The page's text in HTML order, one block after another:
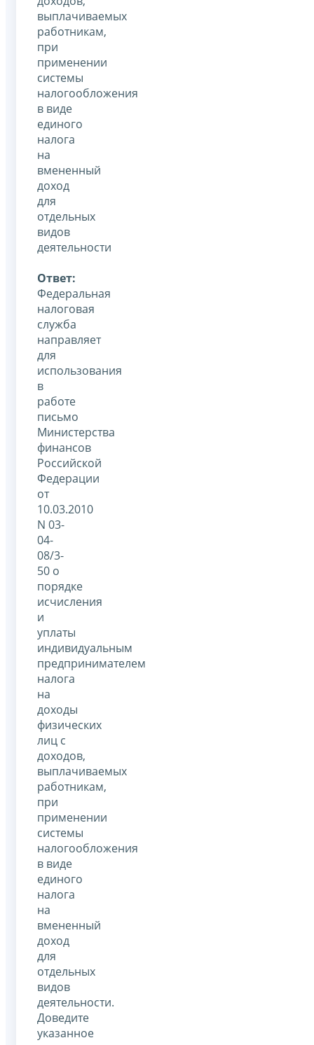
выплачиваемых
работникам,
при
применении
системы
налогообложения
в виде
единого
налога
на
вмененный
доход
для
отдельных
видов
деятельности
Ответ:
Федеральная
налоговая
служба
направляет
для
использования
в
работе
письмо
Министерства
финансов
Российской
Федерации
от
10.03.2010
N 03-
04-
08/3-
50 о
порядке
исчисления
и
уплаты
индивидуальным
предпринимателем
налога
на
доходы
физических
лиц с
доходов,
выплачиваемых
работникам,
при
применении
системы
налогообложения
в виде
единого
налога
на
вмененный
доход
для
отдельных
видов
деятельности.
Доведите
указанное